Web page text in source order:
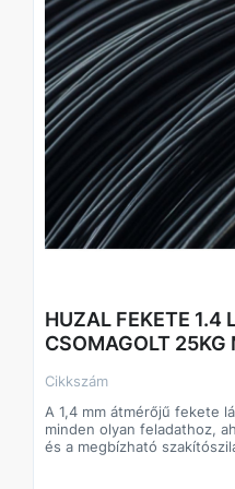
HUZAL FEKETE 1.4
CSOMAGOLT
Cikkszám
A 1,4 mm átmérőjű fekete
minden olyan feladathoz,
és a megbízható